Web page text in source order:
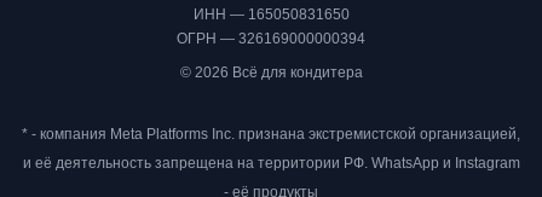
ИНН — 165050831650
ОГРН — 326169000000394
© 2026 Всё для кондитера
* - компания Meta Platforms Inc. признана экстремистской организацией,
и её деятельность запрещена на территории РФ. WhatsApp и Instagram
- её продукты